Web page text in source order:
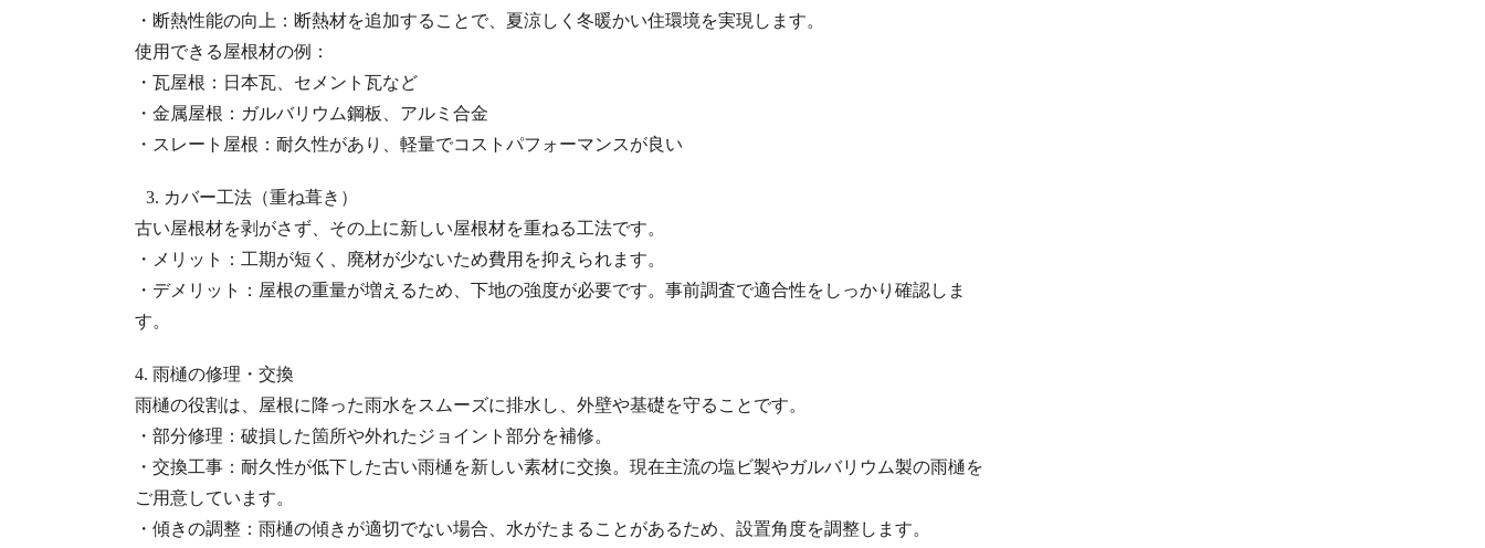
・断熱性能の向上：断熱材を追加することで、夏涼しく冬暖かい住環境を実現します。
使用できる屋根材の例：
・瓦屋根：日本瓦、セメント瓦など
・金属屋根：ガルバリウム鋼板、アルミ合金
・スレート屋根：耐久性があり、軽量でコストパフォーマンスが良い
3. カバー工法（重ね葺き）
古い屋根材を剥がさず、その上に新しい屋根材を重ねる工法です。
・メリット：工期が短く、廃材が少ないため費用を抑えられます。
・デメリット：屋根の重量が増えるため、下地の強度が必要です。事前調査で適合性をしっかり確認しま
す。
4. 雨樋の修理・交換
雨樋の役割は、屋根に降った雨水をスムーズに排水し、外壁や基礎を守ることです。
・部分修理：破損した箇所や外れたジョイント部分を補修。
・交換工事：耐久性が低下した古い雨樋を新しい素材に交換。現在主流の塩ビ製やガルバリウム製の雨樋を
ご用意しています。
・傾きの調整：雨樋の傾きが適切でない場合、水がたまることがあるため、設置角度を調整します。